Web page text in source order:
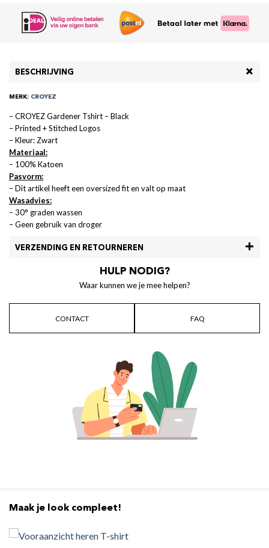
BESCHRIJVING
MERK: CROYEZ
– CROYEZ Gardener Tshirt – Black
– Printed + Stitched Logos
– Kleur: Zwart
Materiaal:
– 100% Katoen
Pasvorm:
– Dit artikel heeft een oversized fit en valt op maat
Wasadvies:
– 30° graden wassen
– Geen gebruik van droger
VERZENDING EN RETOURNEREN
HULP NODIG?
Waar kunnen we je mee helpen?
CONTACT FAQ
Maak je look compleet!